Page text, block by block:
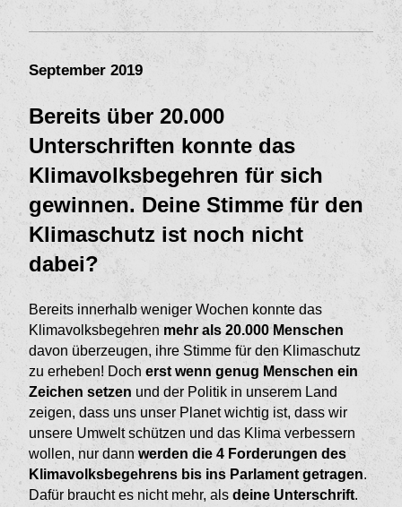
September 2019
Bereits über 20.000
Unterschriften konnte das
Klimavolksbegehren für sich
gewinnen. Deine Stimme für den
Klimaschutz ist noch nicht
dabei?
Bereits innerhalb weniger Wochen konnte das
Klimavolksbegehren mehr als 20.000 Menschen
davon überzeugen, ihre Stimme für den Klimaschutz
zu erheben! Doch erst wenn genug Menschen ein
Zeichen setzen und der Politik in unserem Land
zeigen, dass uns unser Planet wichtig ist, dass wir
unsere Umwelt schützen und das Klima verbessern
wollen, nur dann werden die 4 Forderungen des
Klimavolksbegehrens bis ins Parlament getragen.
Dafür braucht es nicht mehr, als deine Unterschrift.